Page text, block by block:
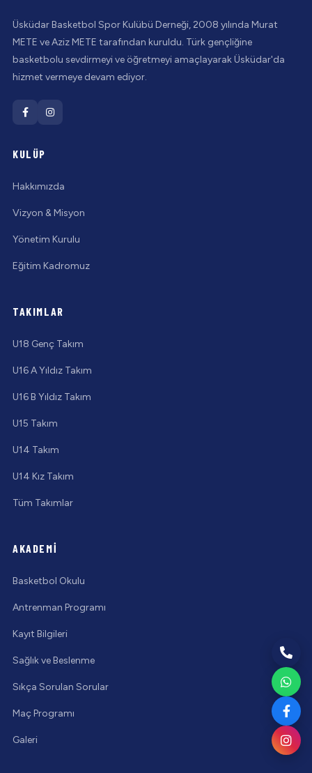
Üsküdar Basketbol Spor Kulübü Derneği, 2008 yılında Murat
METE ve Aziz METE tarafından kuruldu. Türk gençliğine
basketbolu sevdirmeyi ve öğretmeyi amaçlayarak Üsküdar'da
hizmet vermeye devam ediyor.
KULÜP
Hakkımızda
Vizyon & Misyon
Yönetim Kurulu
Eğitim Kadromuz
TAKIMLAR
U18 Genç Takım
U16 A Yıldız Takım
U16 B Yıldız Takım
U15 Takım
U14 Takım
U14 Kız Takım
Tüm Takımlar
AKADEMI
Basketbol Okulu
Antrenman Programı
Kayıt Bilgileri
Sağlık ve Beslenme
Sıkça Sorulan Sorular
Maç Programı
Galeri